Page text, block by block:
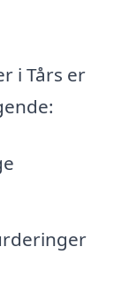
i Tårs er